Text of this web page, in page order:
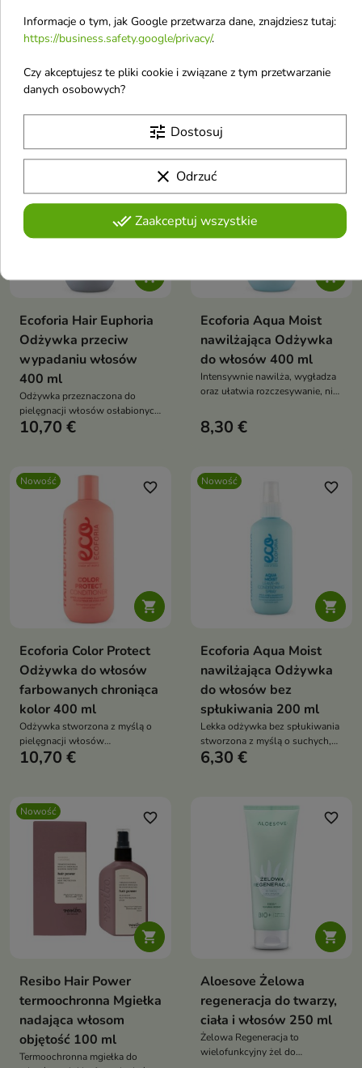
zwiększająca objętość
400 ml
Odżywka stworzona z myślą o
włosach cienkich, delikatnych i
pozbawionych objętości
8,60 €
do włosów 400 ml
Regenerująca odżywka
włosów zniszczonych,
Nowość

favorite_border
Ecoforia Hair Euphoria
Odżywka przeciw
wypadaniu włosów
400 ml
Odżywka przeznaczona do
pielęgnacji włosów osłabionych
i skłonnych do wypadania.
10,70 €
Nowość

favorite_border
Ecoforia Aqua Moist
nawilżająca Odżywka
do włosów 400 ml
Intensywnie nawilża, wygładza
oraz ułatwia rozczesywanie, nie
8,30 €
Nowość

favorite_border
Ecoforia Color Protect
Odżywka do włosów
farbowanych chroniąca
kolor 400 ml
Odżywka stworzona z myślą o
pielęgnacji włosów
farbowanych
10,70 €
Nowość

favorite_border
Ecoforia Aqua Moist
nawilżająca Odżywka
do włosów bez
spłukiwania 200 ml
Lekka odżywka bez spłukiwania
stworzona z myślą o suchych,
odwodnionych i trudnych do
6,30 €
Nowość

favorite_border
Resibo Hair Power
termoochronna Mgiełka
nadająca włosom
objętość 100 ml
Termoochronna mgiełka do

favorite_border
Aloesove Żelowa
regeneracja do twarzy,
ciała i włosów 250 ml
Żelowa Regeneracja to
wielofunkcyjny żel do
Informacje o tym, jak Google przetwarza dane, znajdziesz tutaj:
https://business.safety.google/privacy/.
Czy akceptujesz te pliki cookie i związane z tym przetwarzanie
danych osobowych?
tune Dostosuj
clear Odrzuć
done_allZaakceptuj wszystkie